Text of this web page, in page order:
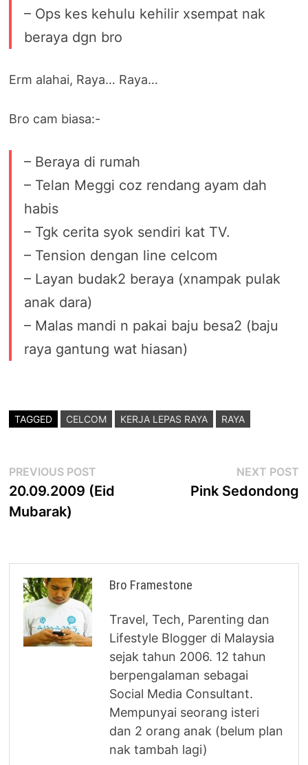
– Ops kes kehulu kehilir xsempat nak
beraya dgn bro
Erm alahai, Raya… Raya…
Bro cam biasa:-
– Beraya di rumah
– Telan Meggi coz rendang ayam dah
habis
– Tgk cerita syok sendiri kat TV.
– Tension dengan line celcom
– Layan budak2 beraya (xnampak pulak
anak dara)
– Malas mandi n pakai baju besa2 (baju
raya gantung wat hiasan)
TAGGED CELCOM KERJA LEPAS RAYA RAYA
Post
navigation
PREVIOUS POST
post:
20.09.2009 (Eid
Mubarak)
NEXT POST
Pink Sedondong
Bro Framestone
Travel, Tech, Parenting dan
Lifestyle Blogger di Malaysia
sejak tahun 2006. 12 tahun
berpengalaman sebagai
Social Media Consultant.
Mempunyai seorang isteri
dan 2 orang anak (belum plan
nak tambah lagi)